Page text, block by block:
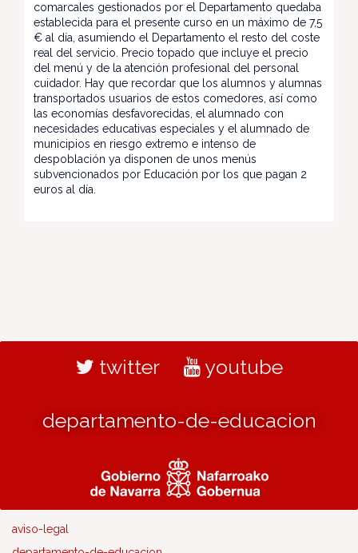
comarcales gestionados por el Departamento quedaba
establecida para el presente curso en un máximo de 7,5
€ al día, asumiendo el Departamento el resto del coste
real del servicio. Precio topado que incluye el precio
del menú y de la atención profesional del personal
cuidador. Hay que recordar que los alumnos y alumnas
transportados usuarios de estos comedores, así como
las economías desfavorecidas, el alumnado con
necesidades educativas especiales y el alumnado de
municipios en riesgo extremo e intenso de
despoblación ya disponen de unos menús
subvencionados por Educación por los que pagan 2
euros al día.
twitter youtube
departamento-de-educacion
aviso-legal